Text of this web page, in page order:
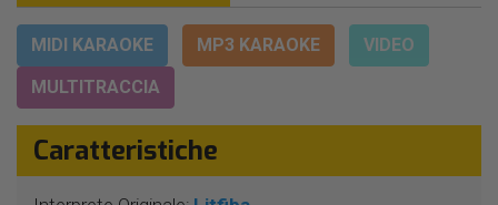
MIDI KARAOKE MP3 KARAOKE
VIDEO
MULTITRACCIA
Caratteristiche